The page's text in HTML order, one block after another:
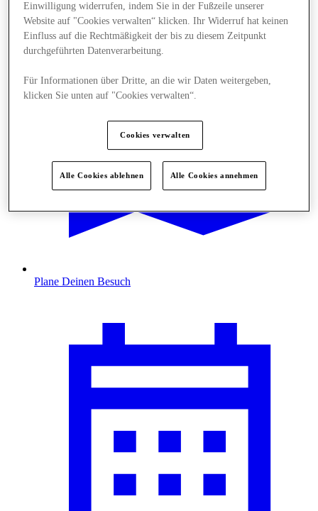
Plane Deinen Besuch
Einwilligung widerrufen, indem Sie in der Fußzeile unserer
Website auf "Cookies verwalten“ klicken. Ihr Widerruf hat keinen
Einfluss auf die Rechtmäßigkeit der bis zu diesem Zeitpunkt
durchgeführten Datenverarbeitung.
Für Informationen über Dritte, an die wir Daten weitergeben,
klicken Sie unten auf "Cookies verwalten“.
Cookies verwalten
Alle Cookies ablehnen Alle Cookies annehmen